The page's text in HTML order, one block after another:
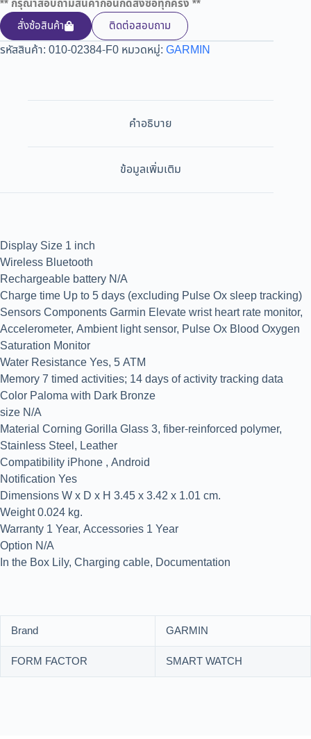
** กรุณาสอบถามสินค้าก่อนกดสั่งซื้อทุกครั้ง **
สั่งซ้อสินค้า
ติดต่อสอบถาม
รหัสสินค้า: 010-02384-F0 หมวดหมู่: GARMIN
คำอธิบาย
ข้อมูลเพิ่มเติม
Display Size 1 inch
Wireless Bluetooth
Rechargeable battery N/A
Charge time Up to 5 days (excluding Pulse Ox sleep tracking)
Sensors Components Garmin Elevate wrist heart rate monitor,
Accelerometer, Ambient light sensor, Pulse Ox Blood Oxygen
Saturation Monitor
Water Resistance Yes, 5 ATM
Memory 7 timed activities; 14 days of activity tracking data
Color Paloma with Dark Bronze
size N/A
Material Corning Gorilla Glass 3, fiber-reinforced polymer,
Stainless Steel, Leather
Compatibility iPhone , Android
Notification Yes
Dimensions W x D x H 3.45 x 3.42 x 1.01 cm.
Weight 0.024 kg.
Warranty 1 Year, Accessories 1 Year
Option N/A
In the Box Lily, Charging cable, Documentation
Brand
GARMIN
FORM FACTOR
SMART WATCH